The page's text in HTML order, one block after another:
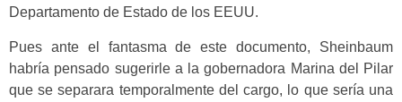
Departamento de Estado de los EEUU.
Pues ante el fantasma de este documento, Sheinbaum
habría pensado sugerirle a la gobernadora Marina del Pilar
que se separara temporalmente del cargo, lo que sería una